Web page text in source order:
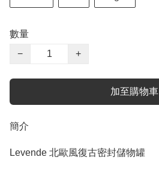
數量
−
+
加至購物車
簡介
Levende 北歐風復古密封儲物罐